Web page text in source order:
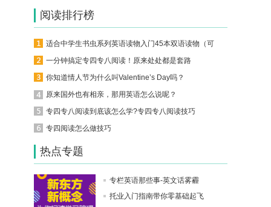
阅读排行榜
一分钟搞定专四专八阅读！原来处处都是套路
你知道情人节为什么叫Valentine’s Day吗？
原来国外也有相亲，那用英语怎么说呢？
专四专八阅读到底该怎么学?专四专八阅读技巧
专四阅读怎么做技巧
热点专题
专栏英语那些事-英文话雾霾
托业入门指南带你零基础起飞